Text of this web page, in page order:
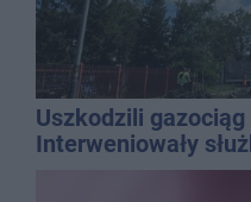
Uszkodzili
Interweniowały